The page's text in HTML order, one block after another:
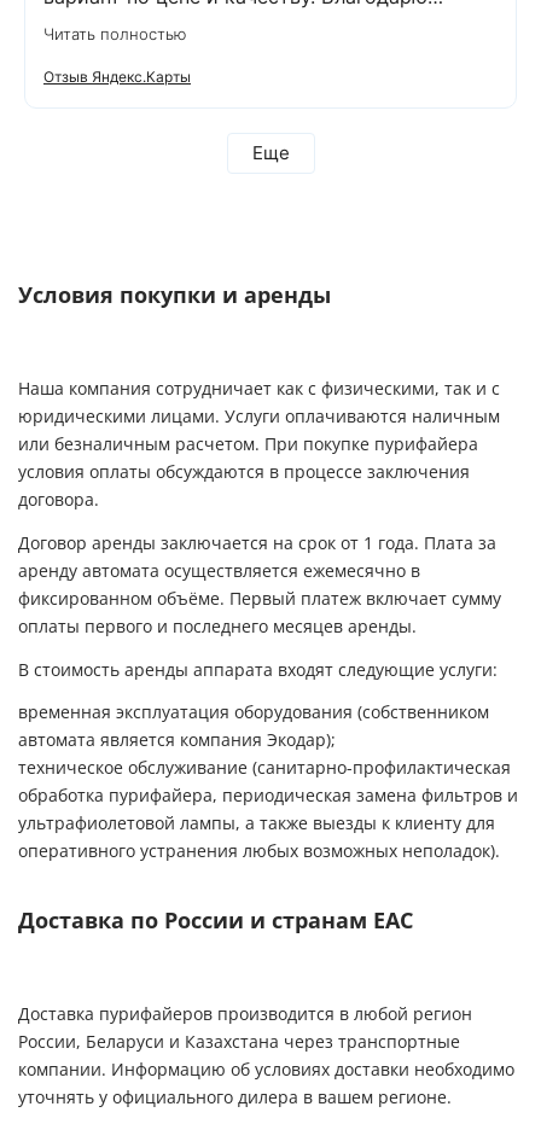
отдельную благодарность менеджеру
Дмитрию и сотруднику, проводящему монтаж
Александру. Грамотно проконсультировали,
установили оборудование. Еще раз
благодарим за проделанную работу! Остались
Читать полностью
Отзыв Яндекс.Карты
Еще
Условия покупки и аренды
Наша компания сотрудничает как с физическими, так и с
юридическими лицами. Услуги оплачиваются наличным
или безналичным расчетом. При покупке пурифайера
условия оплаты обсуждаются в процессе заключения
договора.
Договор аренды заключается на срок от 1 года. Плата за
аренду автомата осуществляется ежемесячно в
фиксированном объёме. Первый платеж включает сумму
оплаты первого и последнего месяцев аренды.
В стоимость аренды аппарата входят следующие услуги:
временная эксплуатация оборудования (собственником
автомата является компания Экодар);
техническое обслуживание (санитарно-профилактическая
обработка пурифайера, периодическая замена фильтров и
ультрафиолетовой лампы, а также выезды к клиенту для
оперативного устранения любых возможных неполадок).
Доставка по России и странам ЕАС
Доставка пурифайеров производится в любой регион
России, Беларуси и Казахстана через транспортные
компании. Информацию об условиях доставки необходимо
уточнять у официального дилера в вашем регионе.